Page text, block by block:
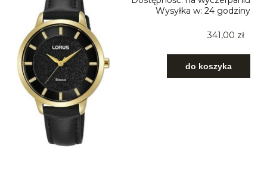
Wysyłka w: 24 godziny
341,00 zł
do koszyka